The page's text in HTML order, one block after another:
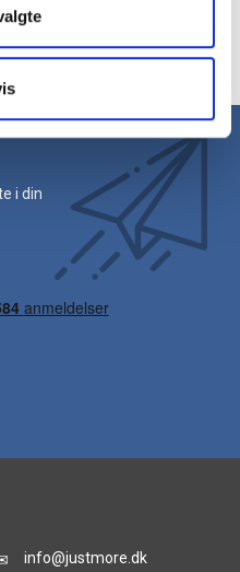
får du hurtig levering.
i din
info@justmore.dk